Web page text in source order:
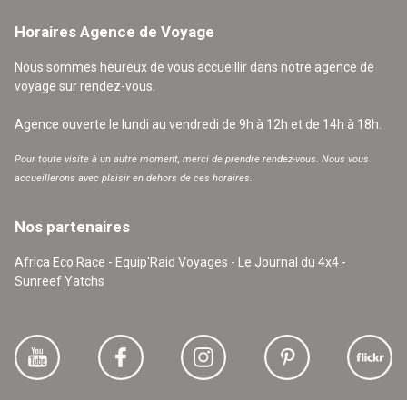
Horaires Agence de Voyage
Nous sommes heureux de vous accueillir dans notre agence de
voyage sur rendez-vous.
Agence ouverte le lundi au vendredi de 9h à 12h et de 14h à 18h.
Pour toute visite à un autre moment, merci de prendre rendez-vous. Nous vous
accueillerons avec plaisir en dehors de ces horaires.
Nos partenaires
Africa Eco Race - Equip'Raid Voyages - Le Journal du 4x4 -
Sunreef Yatchs